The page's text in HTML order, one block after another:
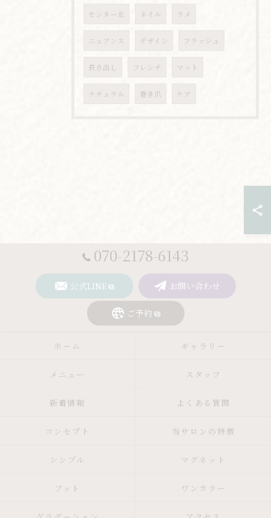
センター北 ネイル ラメ
ニュアンス デザイン フラッシュ
長さ出し フレンチ マット
ナチュラル 巻き爪 ケア
070-2178-6143
公式LINE お問い合わせ
ご予約
ホーム ギャラリー
メニュー スタッフ
新着情報 よくある質問
コンセプト 当サロンの特徴
シンプル マグネット
フット ワンカラー